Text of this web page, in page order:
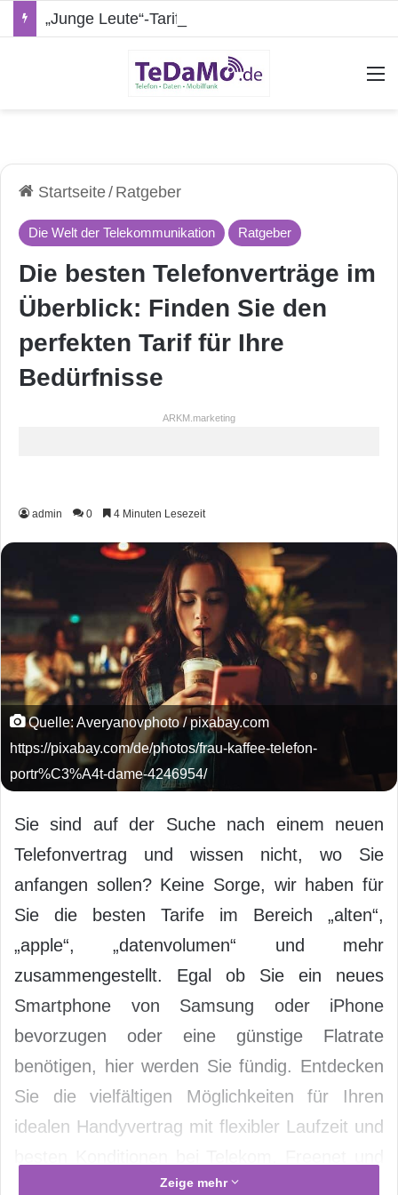
Startseite/ Ratgeber
Die Welt der Telekommunikation Ratgeber
Die besten Telefonverträge im
Überblick: Finden Sie den
perfekten Tarif für Ihre
Bedürfnisse
ARKM.marketing
admin 0 4 Minuten Lesezeit
Quelle: Averyanovphoto / pixabay.com
https://pixabay.com/de/photos/frau-kaffee-telefon-
portr%C3%A4t-dame-4246954/
Sie sind auf der Suche nach einem neuen
Telefonvertrag und wissen nicht, wo Sie
anfangen sollen? Keine Sorge, wir haben für
Sie die besten Tarife im Bereich „alten“,
„apple“, „datenvolumen“ und mehr
zusammengestellt. Egal ob Sie ein neues
Smartphone von Samsung oder iPhone
bevorzugen oder eine günstige Flatrate
benötigen, hier werden Sie fündig. Entdecken
Sie die vielfältigen Möglichkeiten für Ihren
idealen Handyvertrag mit flexibler Laufzeit und
Zeige mehr